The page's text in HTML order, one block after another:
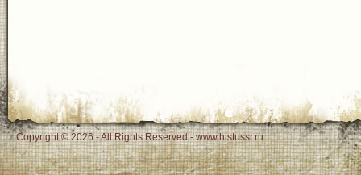
Copyright © 2026 - All Rights Reserved - www.histussr.ru